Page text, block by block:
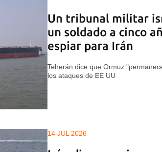
Un tribunal militar
un soldado a cinco
espiar para Irán
Teherán dice que Ormuz
los ataques de EE UU
14 JUL 2026